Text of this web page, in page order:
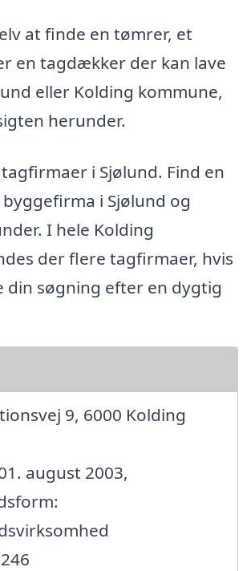
at finde en tømrer, et
en tagdækker der kan lave
eller Kolding kommune,
herunder.
i Sjølund. Find en
i Sjølund og
I hele Kolding
der flere tagfirmaer, hvis
din søgning efter en dygtig
9, 6000 Kolding
august 2003,